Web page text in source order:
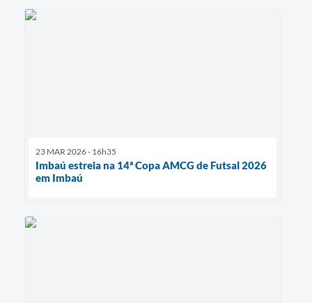
23 MAR 2026 - 16h35
Imbaú estreia na 14ª Copa AMCG de Futsal 2026
em Imbaú